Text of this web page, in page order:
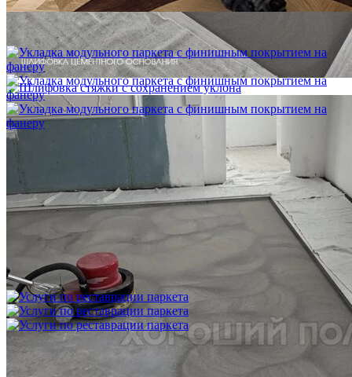
Укладка модульного паркета с мрамором и латунью
3 500 ₽
Укладка модульного паркета с финишным покрытием на
фанеру
3 600 ₽